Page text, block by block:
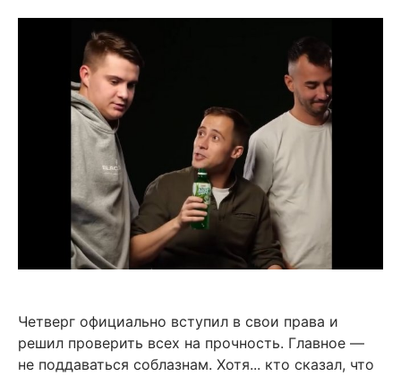
Четверг официально вступил в свои права и
решил проверить всех на прочность. Главное —
не поддаваться соблазнам. Хотя... кто сказал, что